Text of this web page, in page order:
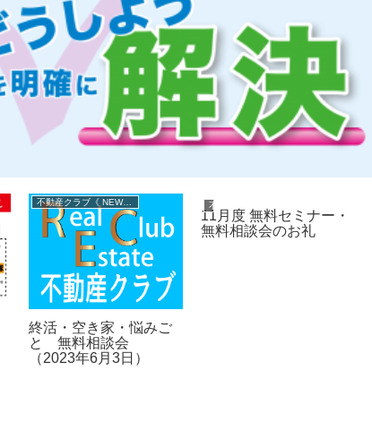
不動産クラブ《 NEWS 》
終活・空き家・悩みご
と 無料相談会
（2023年6月3日）
不動産クラブ《 NEWS 》
11月度 無料セミナー・
無料相談会のお礼